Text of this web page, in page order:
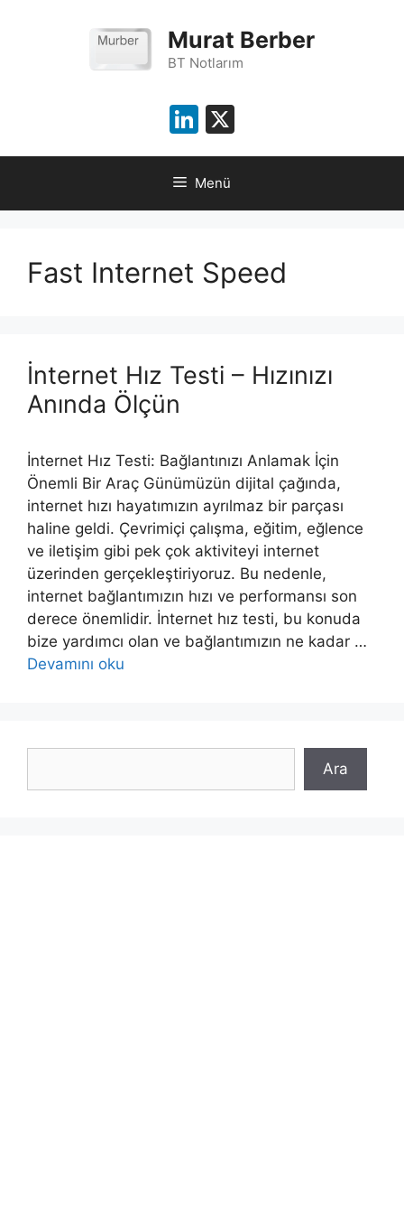
Murat Berber
BT Notlarım
LinkedIn
Menü
Fast Internet Speed
İnternet Hız Testi – Hızınızı
Anında Ölçün
İnternet Hız Testi: Bağlantınızı Anlamak İçin
Önemli Bir Araç Günümüzün dijital çağında,
internet hızı hayatımızın ayrılmaz bir parçası
haline geldi. Çevrimiçi çalışma, eğitim, eğlence
ve iletişim gibi pek çok aktiviteyi internet
üzerinden gerçekleştiriyoruz. Bu nedenle,
internet bağlantımızın hızı ve performansı son
derece önemlidir. İnternet hız testi, bu konuda
bize yardımcı olan ve bağlantımızın ne kadar …
Devamını oku
Ara